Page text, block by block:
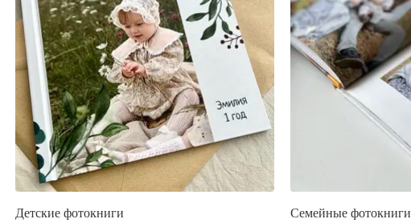
Детские фотокниги Семейные фотокниги